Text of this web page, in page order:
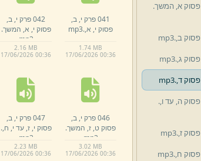
פסוק א, המשך.
פסוק ב,.
mp3
פסוק ג,.
mp3
פסוק ד,.
mp3
פסוק ה, עד ו,.
פסוק ז,.
mp3
פסוק ח,.
mp3
041 פרק י,
ב,
פסוק י, א,.
mp3
1.74 MB
17/06/2026 00:36
042 פרק י,
ב,
פסוק י, א, המשך.
mp3
2.16 MB
17/06/2026 00:36
046 פרק י,
ב,
פסוק ט, ז, המשך.
mp3
3.02 MB
17/06/2026 00:36
047 פרק י,
ב,
פסוק י, ז, עד י, ח,.
mp3
2.23 MB
17/06/2026 00:36